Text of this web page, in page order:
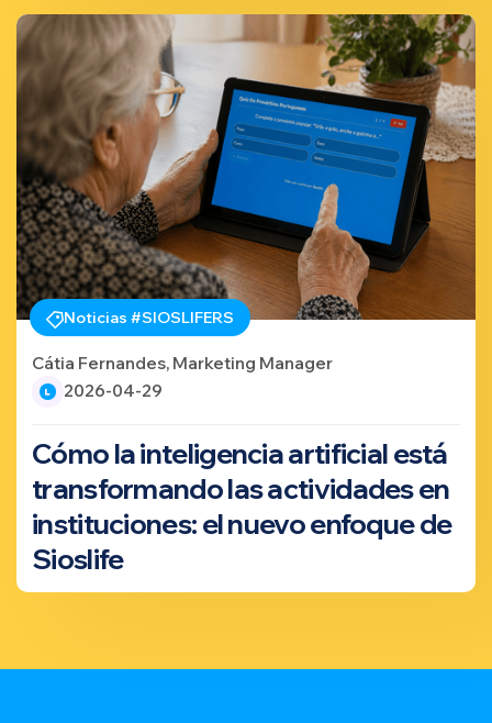
Noticias #SIOSLIFERS
Cátia Fernandes, Marketing Manager
2026-04-29
Cómo la inteligencia artificial está
transformando las actividades en
instituciones: el nuevo enfoque de
Sioslife